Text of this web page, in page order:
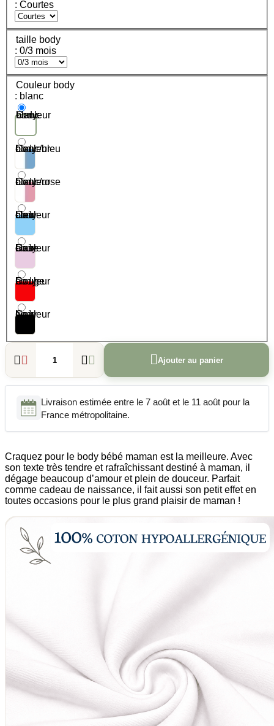
: Courtes
taille body
: 0/3 mois
Couleur body
: blanc
Couleur body - blanc
Couleur body - blanc/bleu
Couleur body - blanc/rose
Couleur body - bleu clair
Couleur body - Rose clair
Couleur body - Rouge
Couleur body - Noir
   Ajouter au panier
Livraison estimée entre le 7 août et le 11 août pour la
France métropolitaine.
Craquez pour le body bébé maman est la meilleure. Avec
son texte très tendre et rafraîchissant destiné à maman, il
dégage beaucoup d’amour et plein de douceur. Parfait
comme cadeau de naissance, il fait aussi son petit effet en
toutes occasions pour le plus grand plaisir de maman !